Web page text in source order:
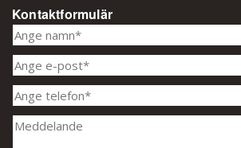
Kontaktformulär